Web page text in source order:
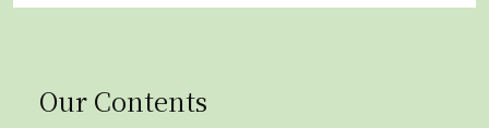
Our Contents